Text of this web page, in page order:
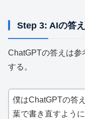
Step 3: AIの答
ChatGPTの答えは参
する。
僕はChatGPTの答
葉で書き直すよう